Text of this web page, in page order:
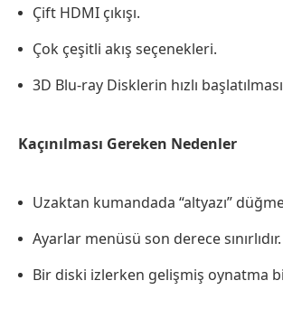
Çift HDMI çıkışı.
Çok çeşitli akış seçenekleri.
3D Blu-ray Disklerin hızlı
Kaçınılması Gereken Nedenler
Uzaktan kumandada “altyazı”
Ayarlar menüsü son derece sınırlıdır.
Bir diski izlerken gelişmiş oynatma